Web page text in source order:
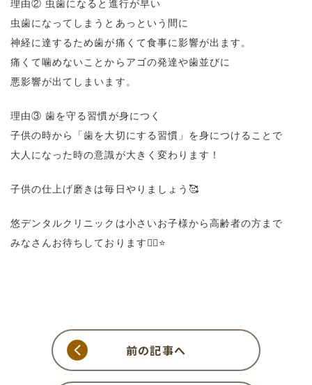
理由② 虫歯になると進行が早い
虫歯になってしまうとあっという間に
神経に達するため歯が痛くて食事に影響が出ます。
痛くて噛めないことからアゴの発達や歯並びに
悪影響が出てしまいます。
理由③ 歯を守る習慣が身につく
子供の時から「歯を大切にする習慣」を身につけることで
大人になった時の意識が大きく変わります！
子供の仕上げ磨きは毎日やりましょう🥰
悠デンタルクリニックは小さいお子様から高齢者の方まで
みなさんお待ちしております🙂‍↕️⭐️
前の記事へ